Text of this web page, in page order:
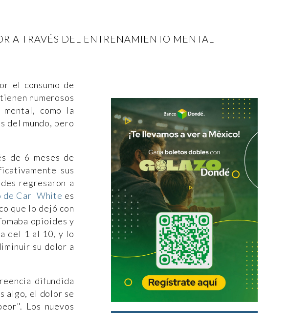
A TRAVÉS DEL ENTRENAMIENTO MENTAL
el consumo de
numerosos
como la
del mundo, pero
de 6 meses de
sus
regresaron a
de Carl White es
que lo dejó con
opioides y
del 1 al 10, y lo
su dolor a
difundida
algo, el dolor se
Los nuevos